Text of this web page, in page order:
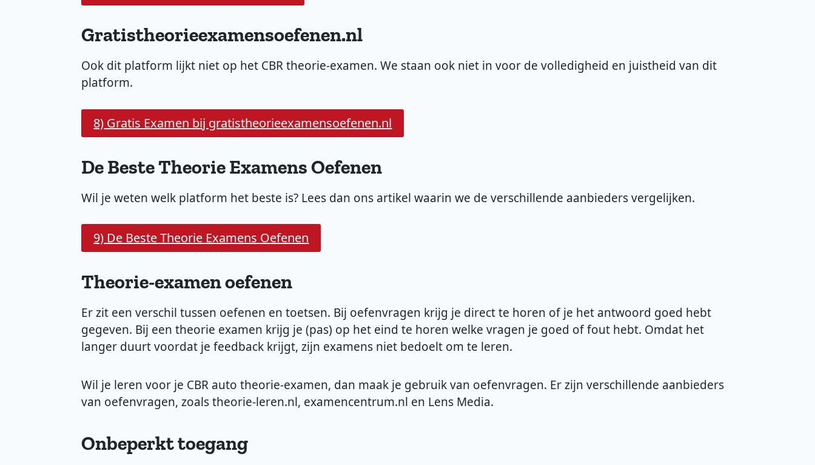
Gratistheorieexamensoefenen.nl
Ook dit platform lijkt niet op het CBR theorie-examen. We staan ook niet in voor de volledigheid en juistheid van dit
platform.
8) Gratis Examen bij gratistheorieexamensoefenen.nl
De Beste Theorie Examens Oefenen
Wil je weten welk platform het beste is? Lees dan ons artikel waarin we de verschillende aanbieders vergelijken.
9) De Beste Theorie Examens Oefenen
Theorie-examen oefenen
Er zit een verschil tussen oefenen en toetsen. Bij oefenvragen krijg je direct te horen of je het antwoord goed hebt
gegeven. Bij een theorie examen krijg je (pas) op het eind te horen welke vragen je goed of fout hebt. Omdat het
langer duurt voordat je feedback krijgt, zijn examens niet bedoelt om te leren.
Wil je leren voor je CBR auto theorie-examen, dan maak je gebruik van oefenvragen. Er zijn verschillende aanbieders
van oefenvragen, zoals theorie-leren.nl, examencentrum.nl en Lens Media.
Onbeperkt toegang